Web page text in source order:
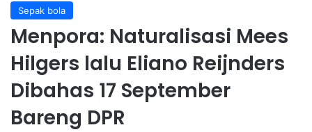
Sepak bola
Menpora: Naturalisasi Mees
Hilgers lalu Eliano Reijnders
Dibahas 17 September
Bareng DPR